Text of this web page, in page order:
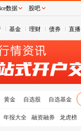
基金 理财 债券 直播
黄金 自选股 自选基金
年报大全 融资融券 龙虎榜
数据 股吧